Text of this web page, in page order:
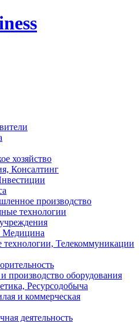
хозяйство
Консалтинг
производство
технологии
Медицина
Телекоммуникации
производство оборудования
Ресурсодобыча
и коммерческая
деятельность